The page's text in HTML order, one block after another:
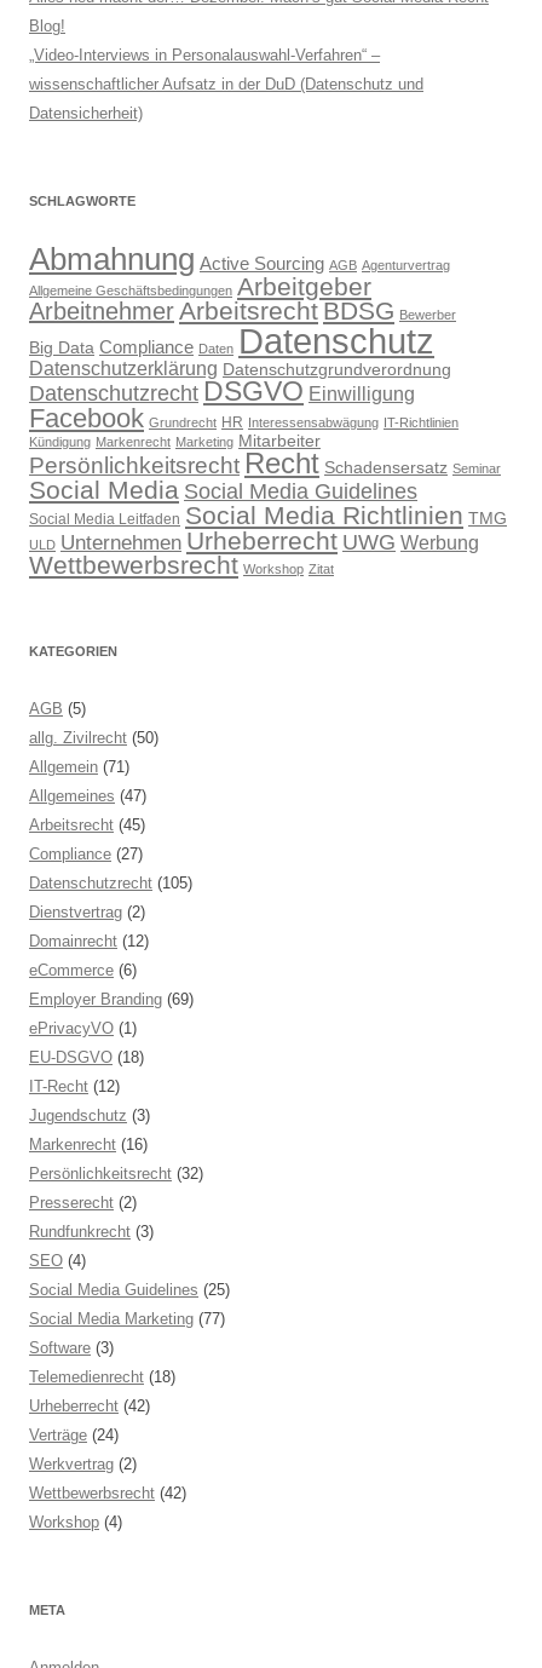
Blog!
„Video-Interviews in Personalauswahl-Verfahren“ –
wissenschaftlicher Aufsatz in der DuD (Datenschutz und
Datensicherheit)
SCHLAGWORTE
Abmahnung Active Sourcing AGB Agenturvertrag
Allgemeine Geschäftsbedingungen Arbeitgeber
ArbeitnehmerArbeitsrecht BDSG Bewerber
Big Data Compliance Daten Datenschutz
Datenschutzerklärung Datenschutzgrundverordnung
Datenschutzrecht DSGVO Einwilligung
Facebook Grundrecht HR Interessensabwägung IT-Richtlinien
Kündigung Markenrecht Marketing Mitarbeiter
Persönlichkeitsrecht Recht Schadensersatz Seminar
Social Media Social Media Guidelines
Social Media Leitfaden Social Media Richtlinien TMG
ULD Unternehmen Urheberrecht UWG Werbung
Wettbewerbsrecht Workshop Zitat
KATEGORIEN
AGB (5)
allg. Zivilrecht (50)
Allgemein (71)
Allgemeines (47)
Arbeitsrecht (45)
Compliance (27)
Datenschutzrecht (105)
Dienstvertrag (2)
Domainrecht (12)
eCommerce (6)
Employer Branding (69)
ePrivacyVO (1)
EU-DSGVO (18)
IT-Recht (12)
Jugendschutz (3)
Markenrecht (16)
Persönlichkeitsrecht (32)
Presserecht (2)
Rundfunkrecht (3)
SEO (4)
Social Media Guidelines (25)
Social Media Marketing (77)
Software (3)
Telemedienrecht (18)
Urheberrecht (42)
Verträge (24)
Werkvertrag (2)
Wettbewerbsrecht (42)
Workshop (4)
META